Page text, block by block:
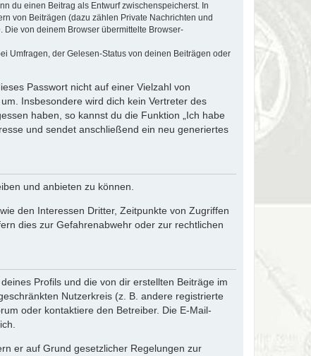
du einen Beitrag als Entwurf zwischenspeicherst. In
von Beiträgen (dazu zählen Private Nachrichten und
von deinem Browser übermittelte Browser-
Umfragen, der Gelesen-Status von deinen Beiträgen oder
Passwort nicht auf einer Vielzahl von
Insbesondere wird dich kein Vertreter des
haben, so kannst du die Funktion „Ich habe
und sendet anschließend ein neu generiertes
und anbieten zu können.
den Interessen Dritter, Zeitpunkte von Zugriffen
dies zur Gefahrenabwehr oder zur rechtlichen
Profils und die von dir erstellten Beiträge im
Nutzerkreis (z. B. andere registrierte
oder kontaktiere den Betreiber. Die E-Mail-
er auf Grund gesetzlicher Regelungen zur